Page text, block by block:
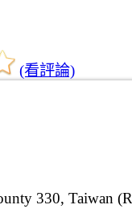
(看評論)
330, Taiwan